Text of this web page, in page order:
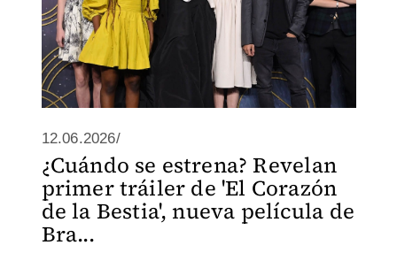
12.06.2026/
¿Cuándo se estrena? Revelan
primer tráiler de 'El Corazón
de la Bestia', nueva película de
Bra...